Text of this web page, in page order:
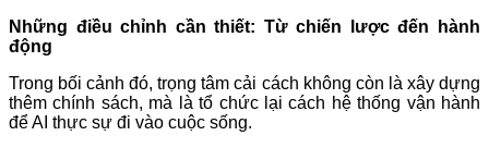
Những điều chỉnh cần thiết: Từ chiến lược đến hành
động
Trong bối cảnh đó, trọng tâm cải cách không còn là xây dựng
thêm chính sách, mà là tổ chức lại cách hệ thống vận hành
để AI thực sự đi vào cuộc sống.